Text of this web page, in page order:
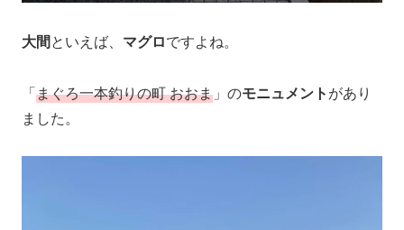
大間といえば、 マグロですよね。
「まぐろ一本釣りの町 おおま 」のモニュメントがあり
ました。